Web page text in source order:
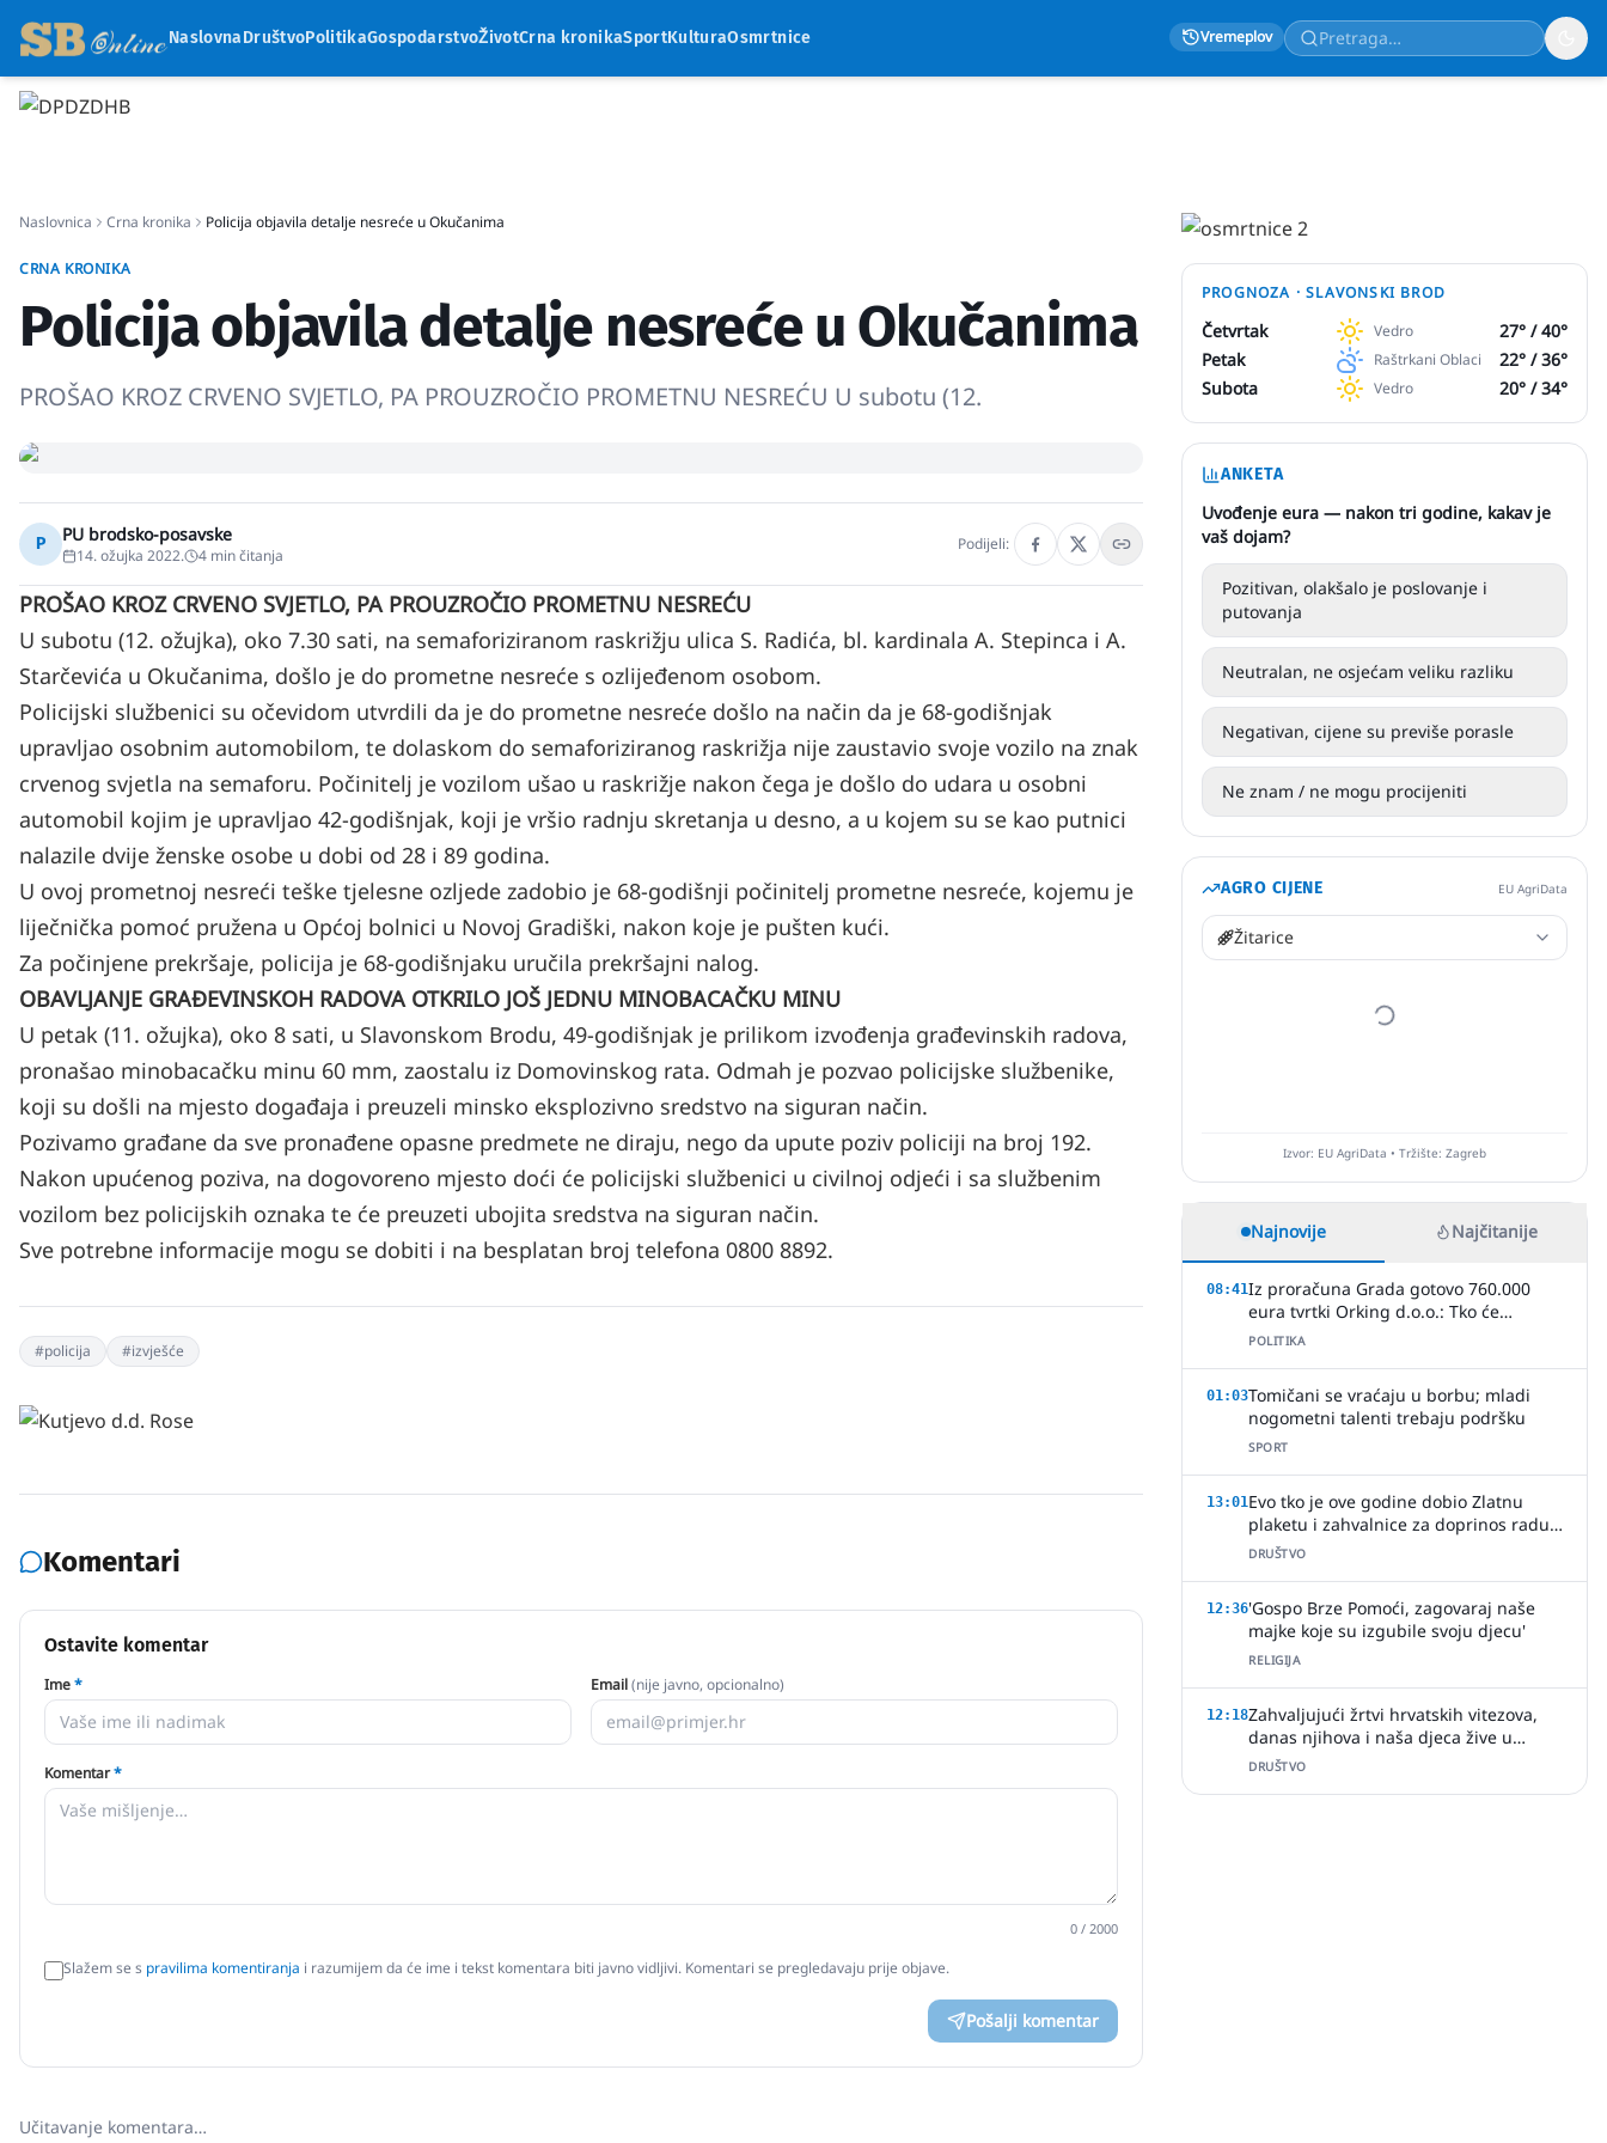
NaslovnaDruštvoPolitikaGospodarstvoŽivotCrna kronikaSportKulturaOsmrtnice Vremeplov
Naslovnica Crna kronika Policija objavila detalje nesreće u Okučanima
CRNA KRONIKA
Policija objavila detalje nesreće u Okučanima
PROŠAO KROZ CRVENO SVJETLO, PA PROUZROČIO PROMETNU NESREĆU U subotu (12.
P PU brodsko-posavske
14. ožujka 2022. 4 min čitanja
Podijeli:
PROŠAO KROZ CRVENO SVJETLO, PA PROUZROČIO PROMETNU NESREĆU
U subotu (12. ožujka), oko 7.30 sati, na semaforiziranom raskrižju ulica S. Radića, bl. kardinala A. Stepinca i A.
Starčevića u Okučanima, došlo je do prometne nesreće s ozlijeđenom osobom.
Policijski službenici su očevidom utvrdili da je do prometne nesreće došlo na način da je 68-godišnjak
upravljao osobnim automobilom, te dolaskom do semaforiziranog raskrižja nije zaustavio svoje vozilo na znak
crvenog svjetla na semaforu. Počinitelj je vozilom ušao u raskrižje nakon čega je došlo do udara u osobni
automobil kojim je upravljao 42-godišnjak, koji je vršio radnju skretanja u desno, a u kojem su se kao putnici
nalazile dvije ženske osobe u dobi od 28 i 89 godina.
U ovoj prometnoj nesreći teške tjelesne ozljede zadobio je 68-godišnji počinitelj prometne nesreće, kojemu je
liječnička pomoć pružena u Općoj bolnici u Novoj Gradiški, nakon koje je pušten kući.
Za počinjene prekršaje, policija je 68-godišnjaku uručila prekršajni nalog.
OBAVLJANJE GRAĐEVINSKOH RADOVA OTKRILO JOŠ JEDNU MINOBACAČKU MINU
U petak (11. ožujka), oko 8 sati, u Slavonskom Brodu, 49-godišnjak je prilikom izvođenja građevinskih radova,
pronašao minobacačku minu 60 mm, zaostalu iz Domovinskog rata. Odmah je pozvao policijske službenike,
koji su došli na mjesto događaja i preuzeli minsko eksplozivno sredstvo na siguran način.
Pozivamo građane da sve pronađene opasne predmete ne diraju, nego da upute poziv policiji na broj 192.
Nakon upućenog poziva, na dogovoreno mjesto doći će policijski službenici u civilnoj odjeći i sa službenim
vozilom bez policijskih oznaka te će preuzeti ubojita sredstva na siguran način.
Sve potrebne informacije mogu se dobiti i na besplatan broj telefona 0800 8892.
#policija #izvješće
Komentari
Ostavite komentar
Ime* Email(nije javno, opcionalno)
Komentar*
0 / 2000
Slažem se s pravilima komentiranja i razumijem da će ime i tekst komentara biti javno vidljivi. Komentari se pregledavaju prije objave.
Pošalji komentar
Učitavanje komentara…
PROGNOZA ·SLAVONSKI BROD
Četvrtak Vedro 27° /40°
Petak
Raštrkani Oblaci 22° /36°
Subota
Vedro 20° /34°
ANKETA
Uvođenje eura — nakon tri godine, kakav je
vaš dojam?
Pozitivan, olakšalo je poslovanje i
putovanja
Neutralan, ne osjećam veliku razliku
Negativan, cijene su previše porasle
Ne znam / ne mogu procijeniti
AGRO CIJENE EU AgriData
Žitarice
Izvor: EU AgriData • Tržište: Zagreb
Najnovije Najčitanije
08:41Iz proračuna Grada gotovo 760.000
eura tvrtki Orking d.o.o.: Tko će
provjeriti način ugovaranja poslova?
POLITIKA
01:03Tomičani se vraćaju u borbu; mladi
nogometni talenti trebaju podršku
SPORT
13:01Evo tko je ove godine dobio Zlatnu
plaketu i zahvalnice za doprinos radu
HVIDR-e Slavonski Brod
DRUŠTVO
12:36'Gospo Brze Pomoći, zagovaraj naše
majke koje su izgubile svoju djecu'
RELIGIJA
12:18Zahvaljujući žrtvi hrvatskih vitezova,
danas njihova i naša djeca žive u
slobodi
DRUŠTVO